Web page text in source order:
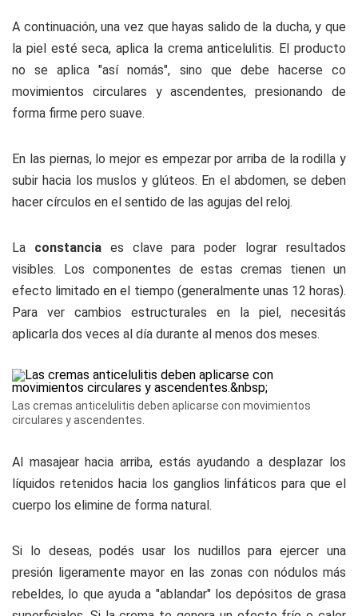
A continuación, una vez que hayas salido de la ducha, y que
la piel esté seca, aplica la crema anticelulitis. El producto
no se aplica "así nomás", sino que debe hacerse co
movimientos circulares y ascendentes, presionando de
forma firme pero suave.
En las piernas, lo mejor es empezar por arriba de la rodilla y
subir hacia los muslos y glúteos. En el abdomen, se deben
hacer círculos en el sentido de las agujas del reloj.
La constancia es clave para poder lograr resultados
visibles. Los componentes de estas cremas tienen un
efecto limitado en el tiempo (generalmente unas 12 horas).
Para ver cambios estructurales en la piel, necesitás
aplicarla dos veces al día durante al menos dos meses.
Las cremas anticelulitis deben aplicarse con movimientos
circulares y ascendentes.
Al masajear hacia arriba, estás ayudando a desplazar los
líquidos retenidos hacia los ganglios linfáticos para que el
cuerpo los elimine de forma natural.
Si lo deseas, podés usar los nudillos para ejercer una
presión ligeramente mayor en las zonas con nódulos más
rebeldes, lo que ayuda a "ablandar" los depósitos de grasa